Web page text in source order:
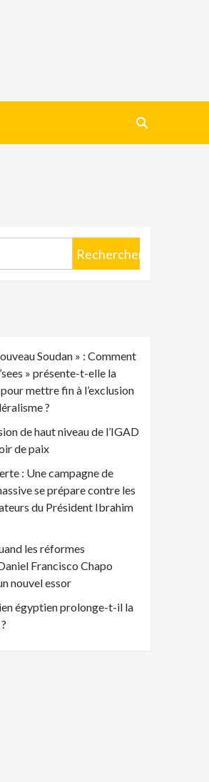
Rechercher
Soudan » : Comment
» présente-t-elle la
mettre fin à l’exclusion
?
de haut niveau de l’IGAD
de paix
: Une campagne de
se prépare contre les
du Président Ibrahim
les réformes
Francisco Chapo
nouvel essor
égyptien prolonge-t-il la